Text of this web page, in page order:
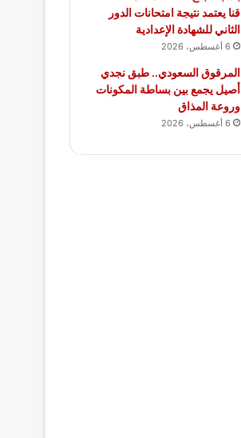
قنا يعتمد نتيجة امتحانات الدور
الثاني للشهادة الإعدادية
6 أغسطس، 2026
المرقوق السعودي.. طبق نجدي
أصيل يجمع بين بساطة المكونات
وروعة المذاق
6 أغسطس، 2026